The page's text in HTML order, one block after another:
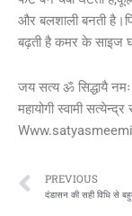
और बलशाली बनती
बढ़ती है कमर के साइज
जय सत्य ॐ सिद्धायै नमः
महायोगी स्वामी
Prev
PREVIOUS